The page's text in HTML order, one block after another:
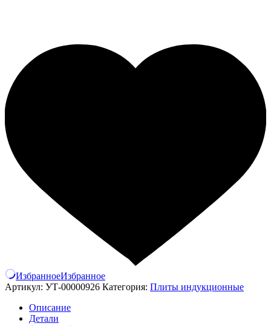
ИзбранноеИзбранное
Артикул: УТ-00000926 Категория: Плиты индукционные
Описание
Детали